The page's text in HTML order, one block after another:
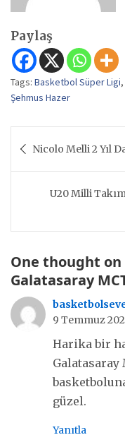
Paylaş
Tags: Basketbol Süper Ligi,
Şehmus Hazer
gezinmesi
Nicolo Melli 2 Yıl
U20 Milli
One thought on
Galatasaray
9 Temmuz
Harika bir
güzel.
Yanıtla